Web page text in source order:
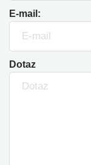
E-mail:
Dotaz